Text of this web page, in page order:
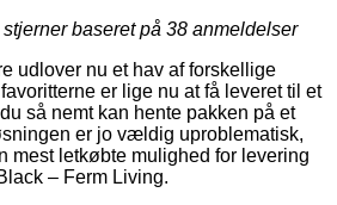
baseret på 38 anmeldelser
udlover nu et hav af forskellige
er lige nu at få leveret til et
så nemt kan hente pakken på et
er jo vældig uproblematisk,
mest letkøbte mulighed for levering
– Ferm Living.